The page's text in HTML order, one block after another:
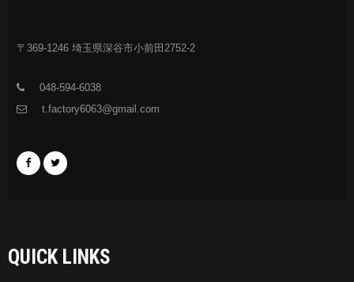
〒369-1246 埼玉県深谷市小前田2752-2
048-594-6038
t.factory6063@gmail.com
QUICK LINKS